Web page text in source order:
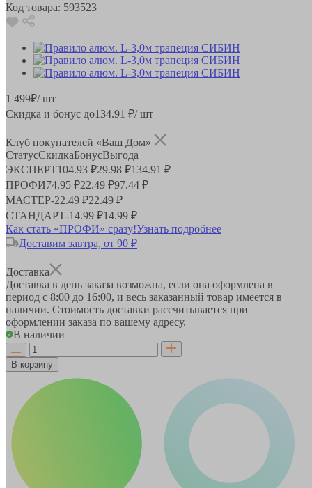
Код товара: 593523
1 499₽/ шт
Скидка и бонус до134.91 ₽/ шт
Клуб покупателей «Ваш Дом»
СтатусСкидкаБонусВыгода
ЭКСПЕРТ104.93 ₽29.98 ₽134.91 ₽
ПРОФИ74.95 ₽22.49 ₽97.44 ₽
МАСТЕР-22.49 ₽22.49 ₽
СТАНДАРТ-14.99 ₽14.99 ₽
Как стать «ПРОФИ» сразу!Узнать подробнее
Доставим завтра, от 90 ₽
Доставка
Доставка в день заказа возможна, если она оформлена в
период с 8:00 до 16:00, и весь заказанный товар имеется в
наличии. Стоимость доставки рассчитывается при
оформлении заказа по вашему адресу.
В наличии
В корзину